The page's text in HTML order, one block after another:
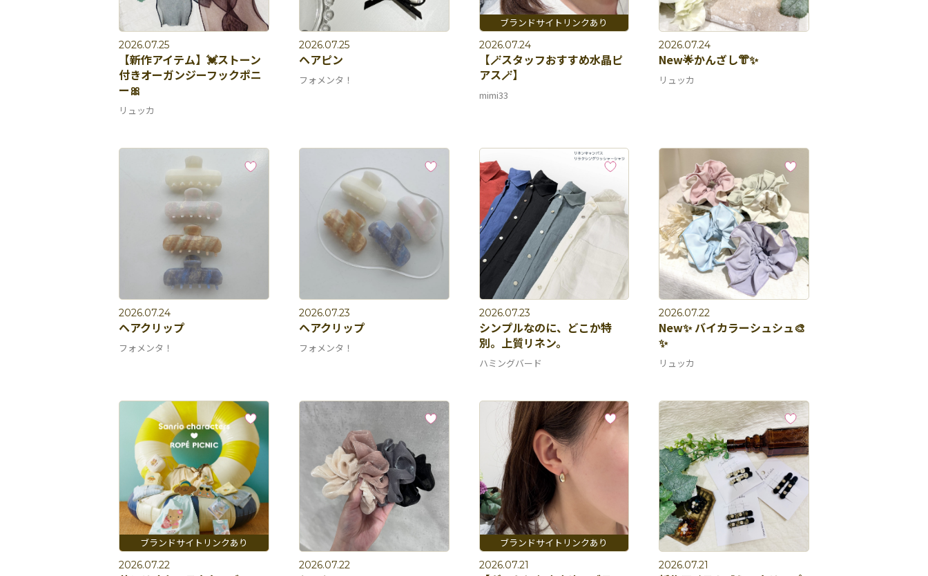
2026.07.25
【新作アイテム】💓ストーン
付きオーガンジーフックポニ
ー🎀
リュッカ
2026.07.25
ヘアピン
フォメンタ！
2026.07.24
【🪄スタッフおすすめ水晶ピ
アス🪄】
mimi33
2026.07.24
New🌟かんざし👘✨
リュッカ
2026.07.24
ヘアクリップ
フォメンタ！
2026.07.23
ヘアクリップ
フォメンタ！
2026.07.23
シンプルなのに、どこか特
別。上質リネン。
ハミングバード
2026.07.22
New✨ バイカラーシュシュ🎨
✨
リュッカ
2026.07.22 2026.07.22 2026.07.21 2026.07.21